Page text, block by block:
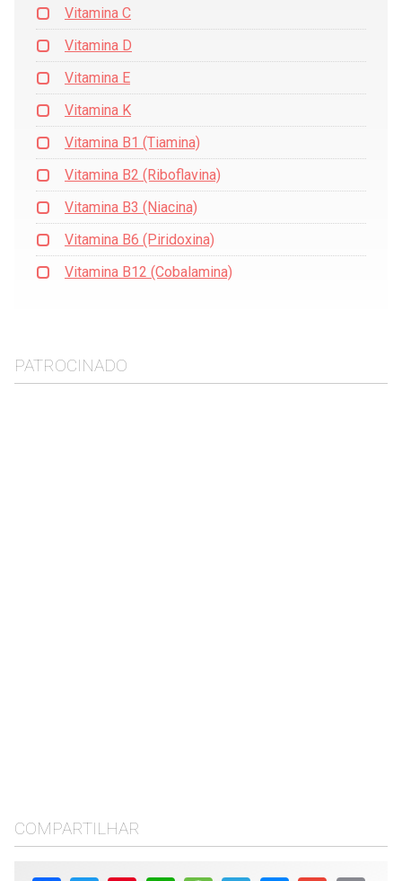
Vitamina C
Vitamina D
Vitamina E
Vitamina K
Vitamina B1 (Tiamina)
Vitamina B2 (Riboflavina)
Vitamina B3 (Niacina)
Vitamina B6 (Piridoxina)
Vitamina B12 (Cobalamina)
PATROCINADO
COMPARTILHAR